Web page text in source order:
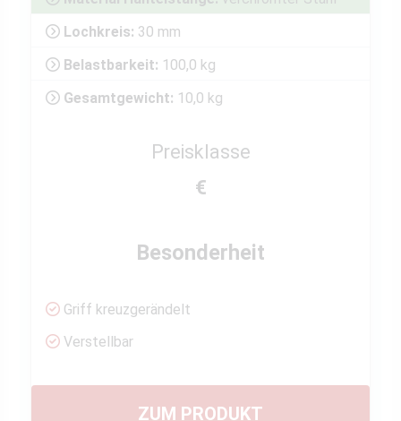
Lochkreis: 30 mm
Belastbarkeit: 100,0 kg
Gesamtgewicht: 10,0 kg
Preisklasse
€
Besonderheit
Griff kreuzgerändelt
Verstellbar
ZUM PRODUKT